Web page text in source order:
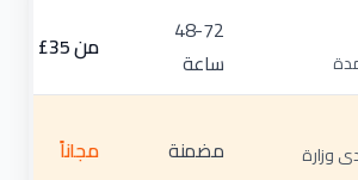
48-72
ساعة
من ⁦£35⁩
وزارة مضمنة مجاناً